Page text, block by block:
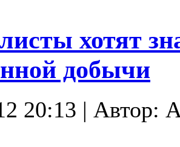
хотят
добычи
20:13 | Автор: